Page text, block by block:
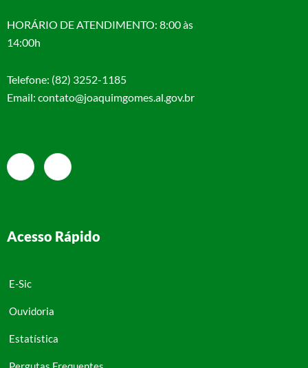
HORÁRIO DE ATENDIMENTO: 8:00 às
14:00h
Telefone: (82) 3252-1185
Email: contato@joaquimgomes.al.gov.br
Acesso Rápido
E-Sic
Ouvidoria
Estatística